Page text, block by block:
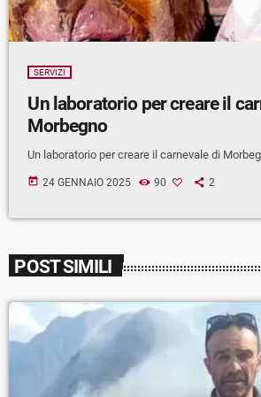
SERVIZI
Un laboratorio per creare il
Morbegno
Un laboratorio per creare il carnevale di
today 24 GENNAIO 2025 90 2
POST SIMILI